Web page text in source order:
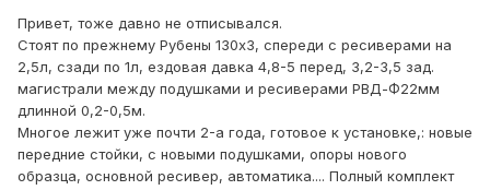
Привет, тоже давно не отписывался.
Стоят по прежнему Рубены 130х3, спереди с ресиверами на
2,5л, сзади по 1л, ездовая давка 4,8-5 перед, 3,2-3,5 зад.
магистрали между подушками и ресиверами РВД-Ф22мм
длинной 0,2-0,5м.
Многое лежит уже почти 2-а года, готовое к установке,: новые
передние стойки, с новыми подушками, опоры нового
образца, основной ресивер, автоматика.... Полный комплект